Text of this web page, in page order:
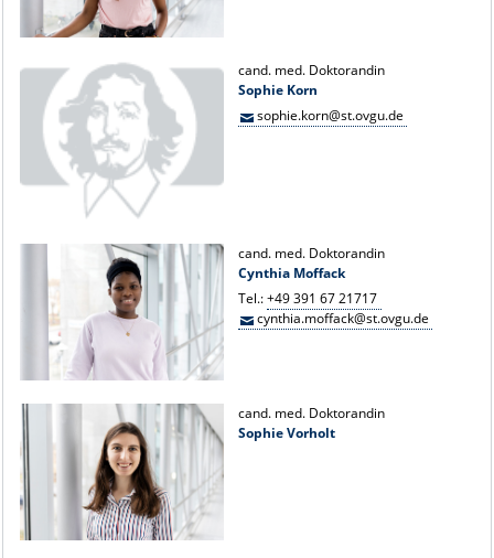
cand. med. Doktorandin
Sophie Korn
sophie.korn@st.ovgu.de
cand. med. Doktorandin
Cynthia Moffack
Tel.:+49 391 67 21717
cynthia.moffack@st.ovgu.de
cand. med. Doktorandin
Sophie Vorholt